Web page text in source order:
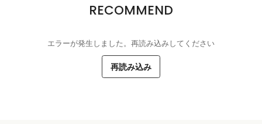
RECOMMEND
エラーが発生しました。再読み込みしてください
再読み込み